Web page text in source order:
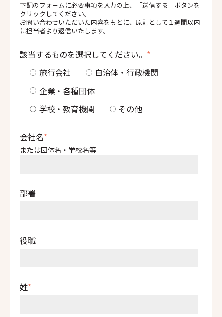
下記のフォームに必要事項を入力の上、「送信する」ボタンを
クリックしてください。
お問い合わせいただいた内容をもとに、原則として１週間以内
に担当者より返信いたします。
該当するものを選択してください。 *
旅行会社
自治体・行政機関
企業・各種団体
学校・教育機関
その他
会社名*
または団体名・学校名等
部署
役職
姓*